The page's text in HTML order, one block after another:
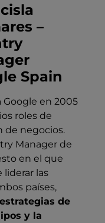
–
Spain
Google en 2005
roles de
de negocios.
Manager de
en el que
liderar las
países,
de
y la